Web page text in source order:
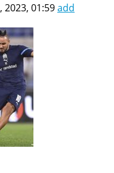
2023, 01:59add